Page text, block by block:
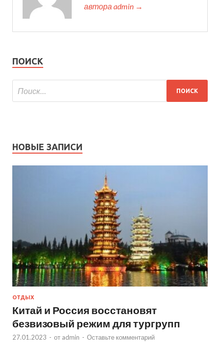
автора admin →
ПОИСК
НОВЫЕ ЗАПИСИ
ОТДЫХ
Китай и Россия восстановят
безвизовый режим для тургрупп
27.01.2023 - от admin - Оставьте комментарий